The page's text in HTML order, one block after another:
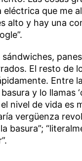
que me
alto y hay una
El resto de
Entre
y lo llamas
nivel de vida es
vergüenza
basura”;